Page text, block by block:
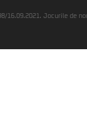
16.09.2021. Jocurile de